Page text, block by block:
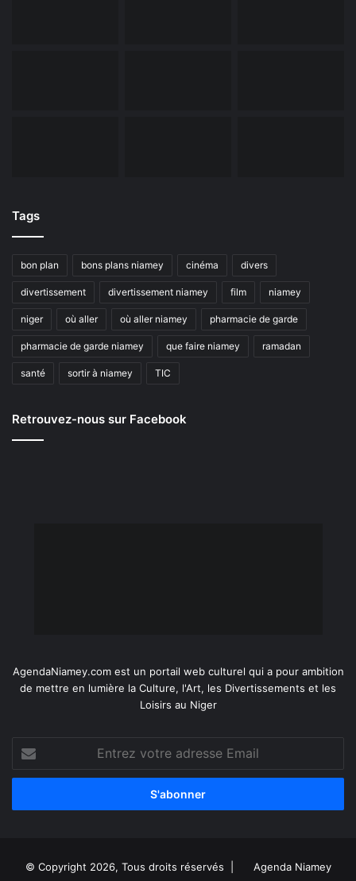
Tags
bon plan bons plans niamey cinéma divers
divertissement divertissement niamey film niamey
niger où aller où aller niamey pharmacie de garde
pharmacie de garde niamey que faire niamey ramadan
santé sortir à niamey TIC
Retrouvez-nous sur Facebook
AgendaNiamey.com est un portail web culturel qui a pour ambition
de mettre en lumière la Culture, l'Art, les Divertissements et les
Loisirs au Niger
votre
adresse
© Copyright 2026, Tous droits réservés | Agenda Niamey